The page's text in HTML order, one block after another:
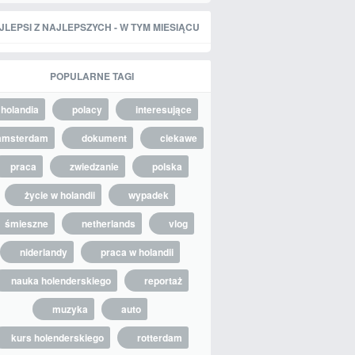
Z NAJLEPSZYCH - W TYM MIESIĄCU
POPULARNE TAGI
holandia polacy
interesujące
dokument
ciekawe
praca
zwiedzanie
polska
życie w holandii
wypadek
śmieszne
netherlands
vlog
niderlandy
praca w holandii
nauka holenderskiego
reportaż
muzyka
auto
kurs holenderskiego
rotterdam